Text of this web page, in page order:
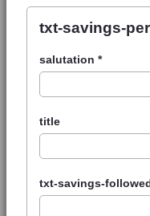
txt-savings-
salutation *
title
txt-savings-